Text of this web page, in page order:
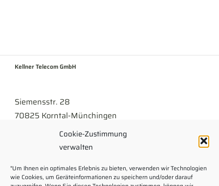
Cookie-Zustimmung
verwalten
"Um Ihnen ein optimales Erlebnis zu bieten, verwenden wir Technologien
wie Cookies, um Geräteinformationen zu speichern und/oder darauf
Kellner Telecom GmbH
Siemensstr. 28
70825 Korntal-Münchingen
07150 . 9430-300
Impressum